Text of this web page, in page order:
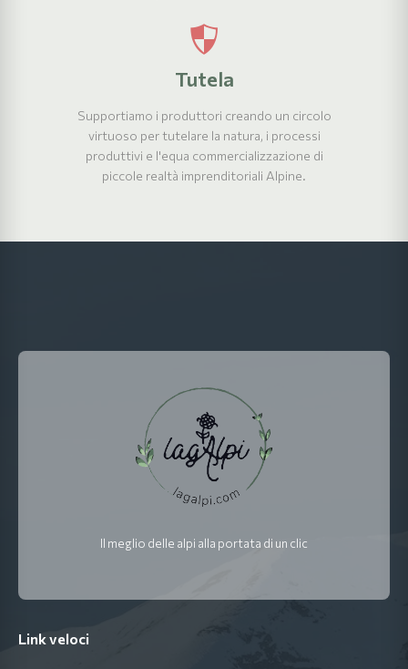
Tutela
Supportiamo i produttori creando un circolo
virtuoso per tutelare la natura, i processi
produttivi e l'equa commercializzazione di
piccole realtà imprenditoriali Alpine.
Il meglio delle alpi alla portata di un clic
Link veloci